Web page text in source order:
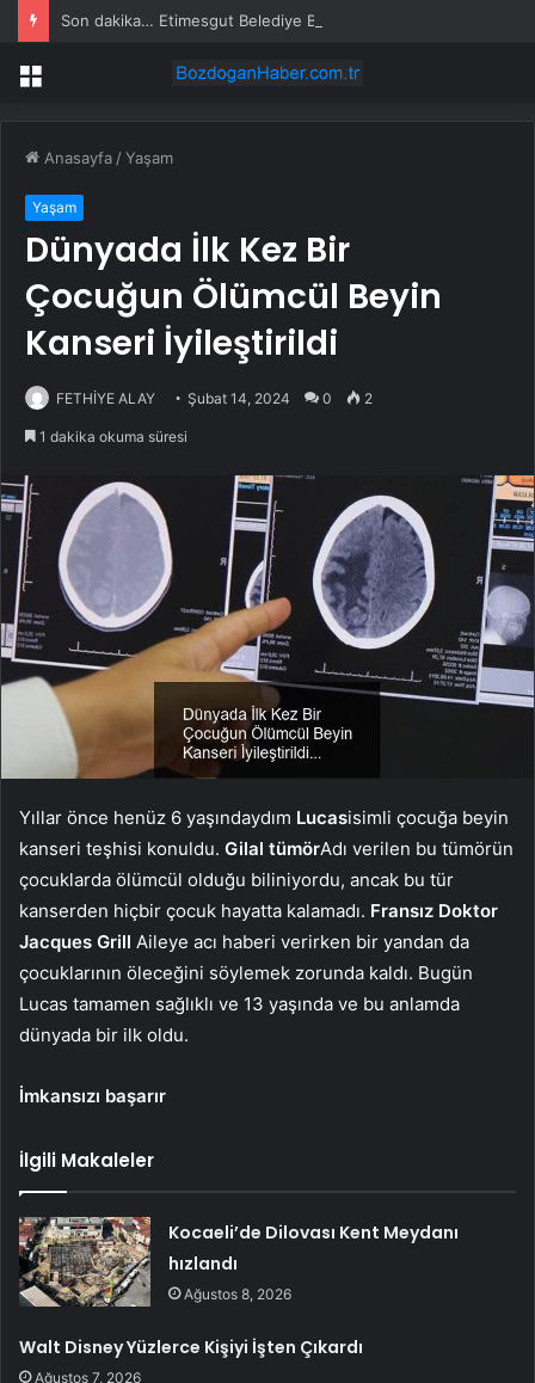
Menü
Anasayfa /Yaşam
Yaşam
Dünyada İlk Kez Bir
Çocuğun Ölümcül Beyin
Kanseri İyileştirildi
FETHİYE ALAY Şubat 14, 2024 0 2
1 dakika okuma süresi
Yıllar önce henüz 6 yaşındaydım Lucasisimli çocuğa beyin
kanseri teşhisi konuldu. Gilal tümörAdı verilen bu tümörün
çocuklarda ölümcül olduğu biliniyordu, ancak bu tür
kanserden hiçbir çocuk hayatta kalamadı. Fransız Doktor
Jacques Grill Aileye acı haberi verirken bir yandan da
çocuklarının öleceğini söylemek zorunda kaldı. Bugün
Lucas tamamen sağlıklı ve 13 yaşında ve bu anlamda
dünyada bir ilk oldu.
İmkansızı başarır
İlgili Makaleler
Kocaeli’de Dilovası Kent Meydanı
hızlandı
Ağustos 8, 2026
Walt Disney Yüzlerce Kişiyi İşten Çıkardı
Ağustos 7, 2026